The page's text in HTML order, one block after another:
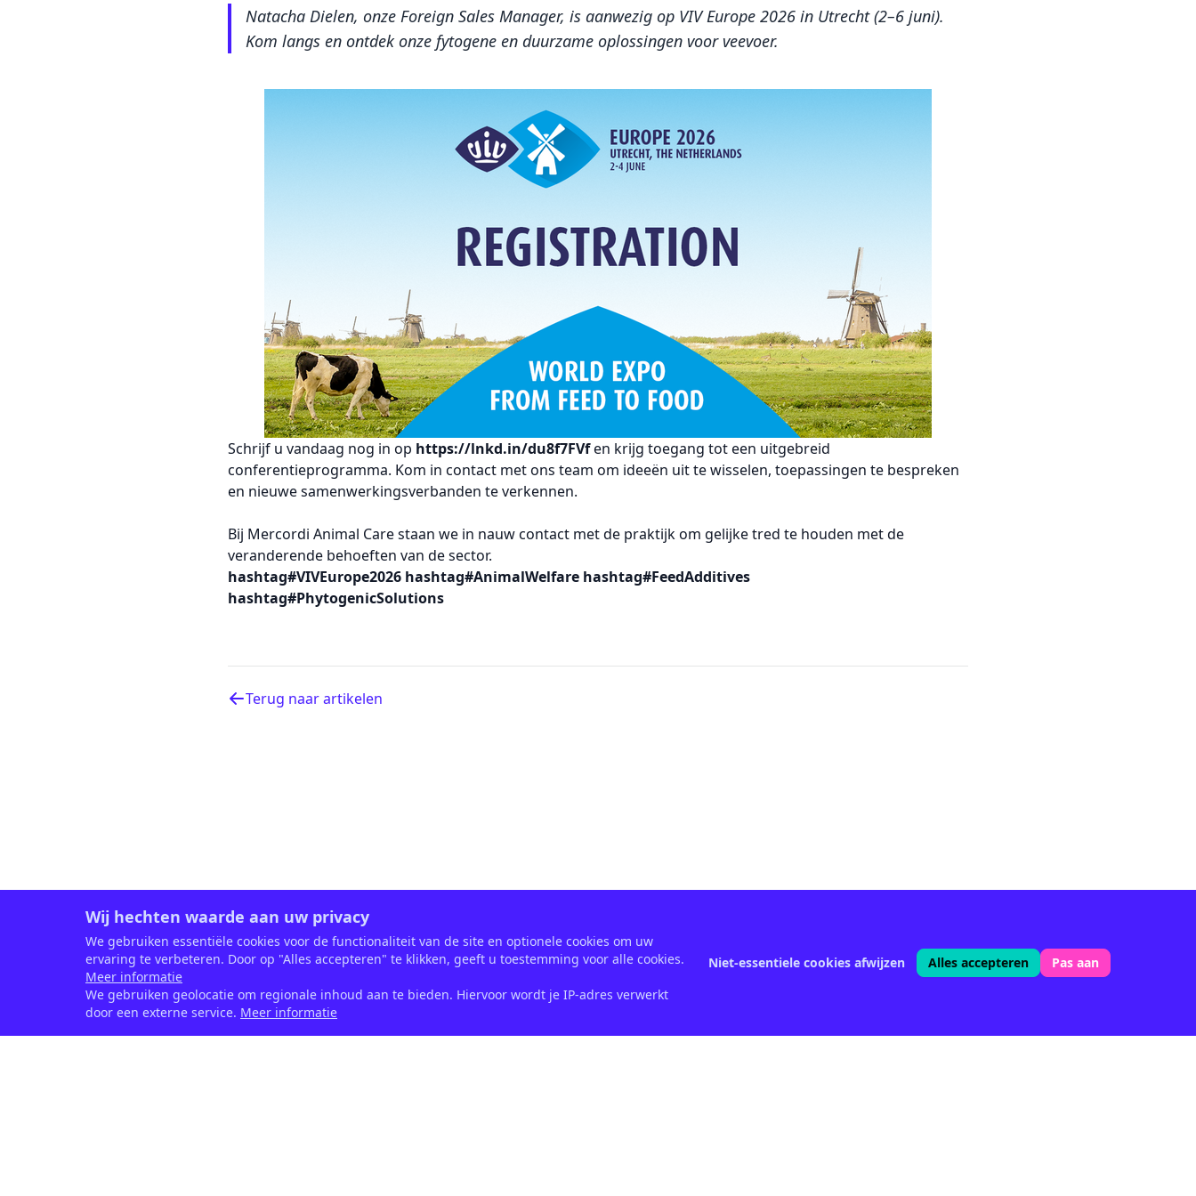
Natacha Dielen, onze Foreign Sales Manager, is aanwezig op VIV Europe 2026 in Utrecht (2–6 juni).
Kom langs en ontdek onze fytogene en duurzame oplossingen voor veevoer.
Schrijf u vandaag nog in op https://lnkd.in/du8f7FVfen krijg toegang tot een uitgebreid
conferentieprogramma. Kom in contact met ons team om ideeën uit te wisselen, toepassingen te bespreken
en nieuwe samenwerkingsverbanden te verkennen.
Bij Mercordi Animal Care staan we in nauw contact met de praktijk om gelijke tred te houden met de
veranderende behoeften van de sector.
hashtag#VIVEurope2026 hashtag#AnimalWelfare hashtag#FeedAdditives
hashtag#PhytogenicSolutions
Terug naar artikelen
Wij hechten waarde aan uw privacy
We gebruiken essentiële cookies voor de functionaliteit van de site en optionele cookies om uw
ervaring te verbeteren. Door op "Alles accepteren" te klikken, geeft u toestemming voor alle cookies.
Meer informatie
We gebruiken geolocatie om regionale inhoud aan te bieden. Hiervoor wordt je IP-adres verwerkt
door een externe service. Meer informatie
Niet-essentiele cookies afwijzen Alles accepteren Pas aan